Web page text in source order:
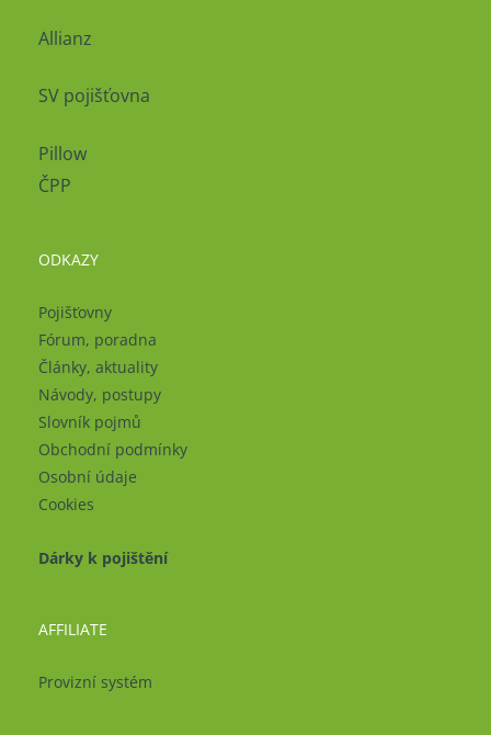
Allianz
SV pojišťovna
Pillow
ČPP
ODKAZY
Pojišťovny
Fórum, poradna
Články, aktuality
Návody, postupy
Slovník pojmů
Obchodní podmínky
Osobní údaje
Cookies
Dárky k pojištění
AFFILIATE
Provizní systém